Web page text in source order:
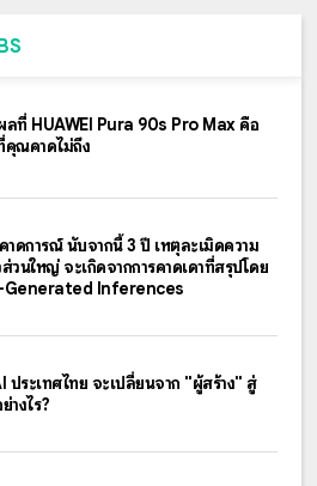
ลที่ HUAWEI Pura 90s Pro Max คือ
คุณคาดไม่ถึง
ดการณ์ นับจากนี้ 3 ปี เหตุละเมิดความ
วนใหญ่ จะเกิดจากการคาดเดาที่สรุปโดย
Generated Inferences
ประเทศไทย จะเปลี่ยนจาก "ผู้สร้าง" สู่
างไร?